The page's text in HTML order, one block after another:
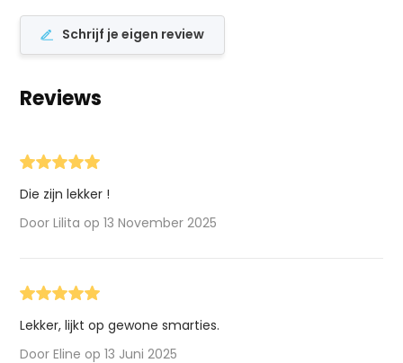
Schrijf je eigen review
Reviews
Die zijn lekker !
Door Lilita op 13 November 2025
Lekker, lijkt op gewone smarties.
Door Eline op 13 Juni 2025